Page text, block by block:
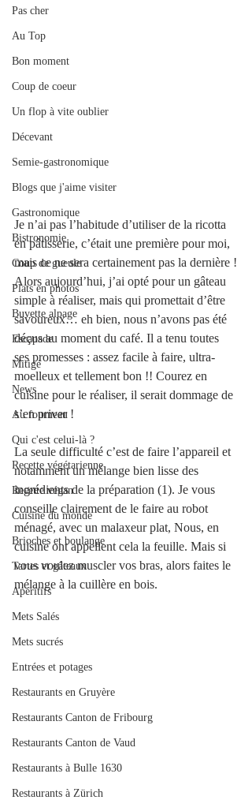
Pas cher
Au Top
Bon moment
Coup de coeur
Un flop à vite oublier
Décevant
Semie-gastronomique
Blogs que j'aime visiter
Gastronomique
Bistronomie
Coup de gueule
Plats en photos
Buvette alpage
Escapade
Mitigé
News
Au fourneau
Qui c'est celui-là ?
Recette végétarienne
Recette végan
Cuisine du monde
Brioches et boulange
Tartes et gâteaux
Apéritifs
Mets Salés
Mets sucrés
Entrées et potages
Restaurants en Gruyère
Restaurants Canton de Fribourg
Restaurants Canton de Vaud
Restaurants à Bulle 1630
Restaurants à Zürich
Je n’ai pas l’habitude d’utiliser de la ricotta
en pâtisserie, c’était une première pour moi,
mais ce ne sera certainement pas la dernière !
Alors aujourd’hui, j’ai opté pour un gâteau
simple à réaliser, mais qui promettait d’être
savoureux… eh bien, nous n’avons pas été
déçus au moment du café. Il a tenu toutes
ses promesses : assez facile à faire, ultra-
moelleux et tellement bon !! Courez en
cuisine pour le réaliser, il serait dommage de
s’en priver !
La seule difficulté c’est de faire l’appareil et
notamment un mélange bien lisse des
ingrédients de la préparation (1). Je vous
conseille clairement de le faire au robot
ménagé, avec un malaxeur plat, Nous, en
cuisine ont appellent cela la feuille. Mais si
vous voulez muscler vos bras, alors faites le
mélange à la cuillère en bois.